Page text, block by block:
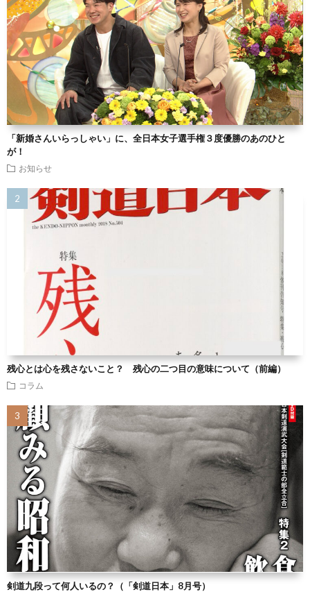
「新婚さんいらっしゃい」に、全日本女子選手権３度優勝のあのひと
が！
お知らせ
残心とは心を残さないこと？ 残心の二つ目の意味について（前編）
コラム
剣道九段って何人いるの？（「剣道日本」8月号）